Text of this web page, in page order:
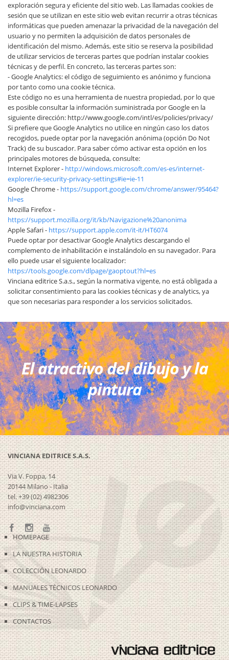
exploración segura y eficiente del sitio web. Las llamadas cookies de
sesión que se utilizan en este sitio web evitan recurrir a otras técnicas
informáticas que pueden amenazar la privacidad de la navegación del
usuario y no permiten la adquisición de datos personales de
identificación del mismo. Además, este sitio se reserva la posibilidad
de utilizar servicios de terceras partes que podrían instalar cookies
técnicas y de perfil. En concreto, las terceras partes son:
- Google Analytics: el código de seguimiento es anónimo y funciona
por tanto como una cookie técnica.
Este código no es una herramienta de nuestra propiedad, por lo que
es posible consultar la información suministrada por Google en la
siguiente dirección: http://www.google.com/intl/es/policies/privacy/
Si prefiere que Google Analytics no utilice en ningún caso los datos
recogidos, puede optar por la navegación anónima (opción Do Not
Track) de su buscador. Para saber cómo activar esta opción en los
principales motores de búsqueda, consulte:
Internet Explorer - http://windows.microsoft.com/es-es/internet-
explorer/ie-security-privacy-settings#ie=ie-11
Google Chrome - https://support.google.com/chrome/answer/95464?
hl=es
Mozilla Firefox -
https://support.mozilla.org/it/kb/Navigazione%20anonima
Apple Safari - https://support.apple.com/it-it/HT6074
Puede optar por desactivar Google Analytics descargando el
complemento de inhabilitación e instalándolo en su navegador. Para
ello puede usar el siguiente localizador:
https://tools.google.com/dlpage/gaoptout?hl=es
Vinciana editrice S.a.s., según la normativa vigente, no está obligada a
solicitar consentimiento para las cookies técnicas y de analytics, ya
que son necesarias para responder a los servicios solicitados.
El atractivo del dibujo y la
pintura
VINCIANA EDITRICE S.A.S.
Via V. Foppa, 14
20144 Milano - Italia
tel. +39 (02) 4982306
info@vinciana.com
HOMEPAGE
LA NUESTRA HISTORIA
COLECCIÓN LEONARDO
MANUALES TÉCNICOS LEONARDO
CLIPS & TIME-LAPSES
CONTACTOS